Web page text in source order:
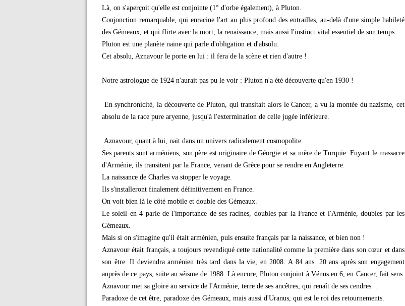
Là, on s'aperçoit qu'elle est conjointe (1° d'orbe également), à Pluton.
Conjonction remarquable, qui enracine l'art au plus profond des entrailles, au-delà d'une simple habileté
des Gémeaux, et qui flirte avec la mort, la renaissance, mais aussi l'instinct vital essentiel de son temps.
Pluton est une planète naine qui parle d'obligation et d'absolu.
Cet absolu, Aznavour le porte en lui : il fera de la scène et rien d'autre !
Notre astrologue de 1924 n'aurait pas pu le voir : Pluton n'a été découverte qu'en 1930 !
En synchronicité, la découverte de Pluton, qui transitait alors le Cancer, a vu la montée du nazisme, cet
absolu de la race pure aryenne, jusqu'à l'extermination de celle jugée inférieure.
Aznavour, quant à lui, nait dans un univers radicalement cosmopolite.
Ses parents sont arméniens, son père est originaire de Géorgie et sa mère de Turquie. Fuyant le massacre
d'Arménie, ils transitent par la France, venant de Grèce pour se rendre en Angleterre.
La naissance de Charles va stopper le voyage.
Ils s'installeront finalement définitivement en France.
On voit bien là le côté mobile et double des Gémeaux.
Le soleil en 4 parle de l'importance de ses racines, doubles par la France et l'Arménie, doubles par les
Gémeaux.
Mais si on s'imagine qu'il était arménien, puis ensuite français par la naissance, et bien non !
Aznavour était français, a toujours revendiqué cette nationalité comme la première dans son cœur et dans
son être. Il deviendra arménien très tard dans la vie, en 2008. A 84 ans. 20 ans après son engagement
auprès de ce pays, suite au séisme de 1988. Là encore, Pluton conjoint à Vénus en 6, en Cancer, fait sens.
Aznavour met sa gloire au service de l'Arménie, terre de ses ancêtres, qui renaît de ses cendres. .
Paradoxe de cet être, paradoxe des Gémeaux, mais aussi d'Uranus, qui est le roi des retournements.